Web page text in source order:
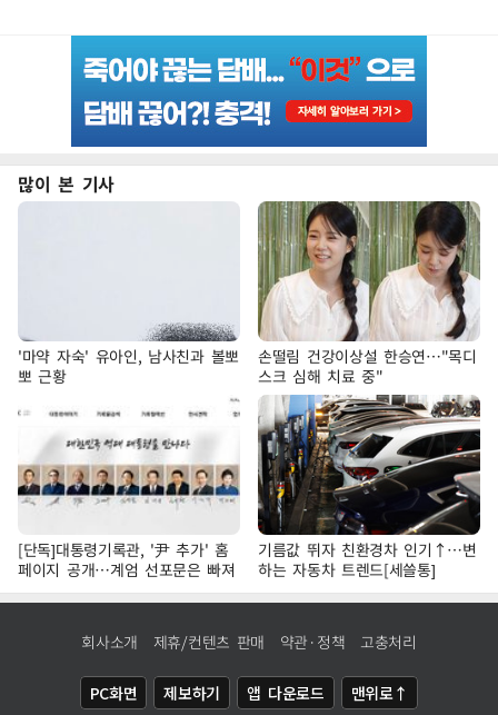
많이 본 기사
'마약 자숙' 유아인, 남사친과 볼뽀
뽀 근황
손떨림 건강이상설 한승연…"목디
스크 심해 치료 중"
[단독]대통령기록관, '尹 추가' 홈
페이지 공개…계엄 선포문은 빠져
기름값 뛰자 친환경차 인기↑…변
하는 자동차 트렌드[세쓸통]
회사소개 제휴/컨텐츠 판매 약관·정책 고충처리
PC화면 제보하기 앱 다운로드 맨위로↑